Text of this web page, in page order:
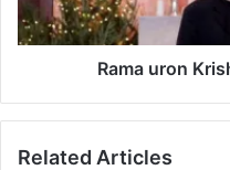
Rama uron
Related Articles